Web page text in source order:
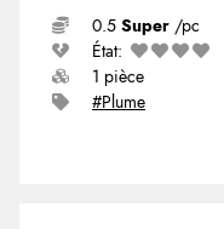
0.5 Super /pc
État:
1 pièce
#Plume